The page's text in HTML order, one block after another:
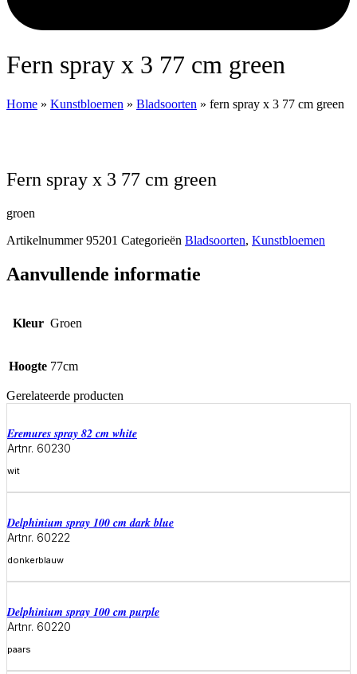
fern spray x 3 77 cm green
Home » Kunstbloemen » Bladsoorten » fern spray x 3 77 cm green
fern spray x 3 77 cm green
groen
Artikelnummer95201 Categorieën Bladsoorten, Kunstbloemen
Aanvullende informatie
Kleur Groen
Hoogte 77cm
Gerelateerde producten
eremures spray 82 cm white
Artnr. 60230
wit
delphinium spray 100 cm dark blue
Artnr. 60222
donkerblauw
delphinium spray 100 cm purple
Artnr. 60220
paars
Meer informatie